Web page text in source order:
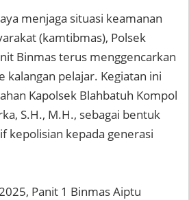
menjaga situasi keamanan
(kamtibmas), Polsek
Binmas terus menggencarkan
kalangan pelajar. Kegiatan ini
Kapolsek Blahbatuh Kompol
S.H., M.H., sebagai bentuk
kepolisian kepada generasi
Panit 1 Binmas Aiptu